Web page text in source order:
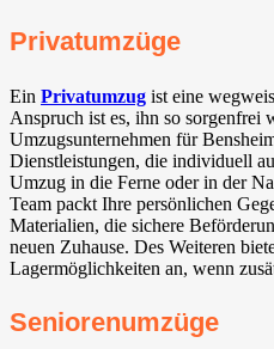
Privatumzüge
Ein Privatumzug ist eine
Anspruch ist es, ihn so sorgenfrei
Umzugsunternehmen für
Dienstleistungen, die individuell
Umzug in die Ferne oder in der
Team packt Ihre persönlichen
Materialien, die sichere
neuen Zuhause. Des Weiteren
Lagermöglichkeiten an, wenn
Seniorenumzüge